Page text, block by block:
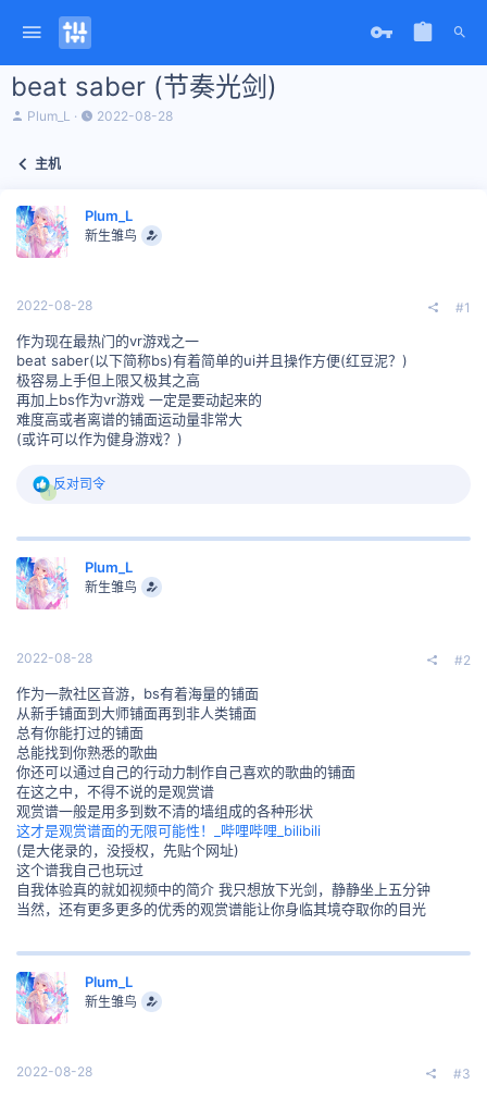
beat saber (节奏光剑)
主
起
Plum_L
开
2022-08-28
主机
Plum_L
新生雏鸟
2022-08-28 #1
作为现在最热门的vr游戏之一
beat saber(以下简称bs)有着简单的ui并且操作方便(红豆泥？)
极容易上手但上限又极其之高
再加上bs作为vr游戏 一定是要动起来的
难度高或者离谱的铺面运动量非常大
(或许可以作为健身游戏？)
1
反
馈
反对司令
Plum_L
新生雏鸟
2022-08-28 #2
作为一款社区音游，bs有着海量的铺面
从新手铺面到大师铺面再到非人类铺面
总有你能打过的铺面
总能找到你熟悉的歌曲
你还可以通过自己的行动力制作自己喜欢的歌曲的铺面
在这之中，不得不说的是观赏谱
观赏谱一般是用多到数不清的墙组成的各种形状
这才是观赏谱面的无限可能性！_哔哩哔哩_bilibili
(是大佬录的，没授权，先贴个网址)
这个谱我自己也玩过
自我体验真的就如视频中的简介 我只想放下光剑，静静坐上五分钟
当然，还有更多更多的优秀的观赏谱能让你身临其境夺取你的目光
Plum_L
新生雏鸟
2022-08-28 #3